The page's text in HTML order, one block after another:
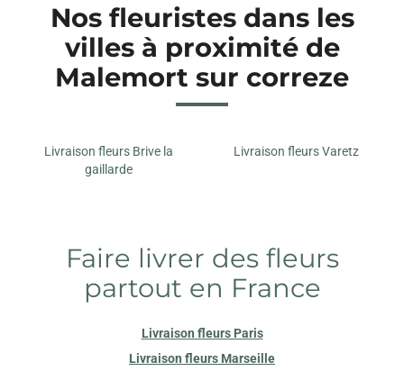
Nos fleuristes dans les
villes à proximité de
Malemort sur correze
Livraison fleurs Brive la
gaillarde
Livraison fleurs Varetz
Faire livrer des fleurs
partout en France
Livraison fleurs Paris
Livraison fleurs Marseille